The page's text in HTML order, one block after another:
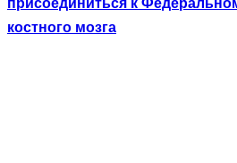
костного мозга